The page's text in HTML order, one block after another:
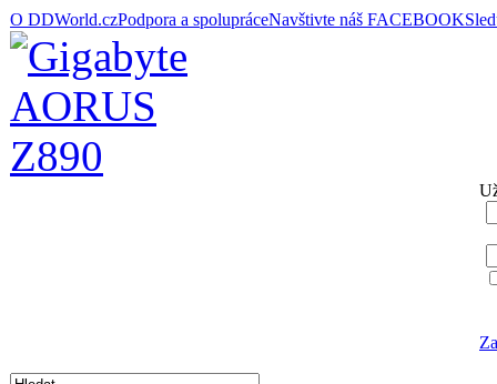
O DDWorld.czPodpora a spolupráceNavštivte náš FACEBOOK